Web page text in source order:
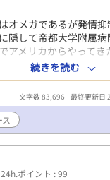
オメガであるが発情
隠して帝都大学附属
アメリカからやってき
永瀬の前では今まで完
ユキは初めてアルフ
を焦がす…一方どんな
を狂わせるのもユキ
member_illust.php?
続きを読む
文字数 83,696 最終更新日
24h.ポイント : 99